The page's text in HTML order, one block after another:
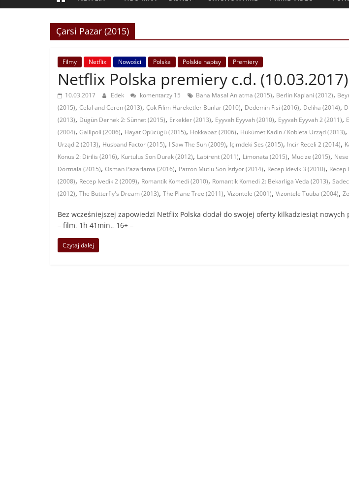
Çarsi Pazar (2015)
Filmy Netflix Nowości Polska Polskie napisy Premiery
Netflix Polska premiery c.d. (10.03.2017)
10.03.2017 Edek komentarzy 15 Bana Masal Anlatma (2015), Berlin Kaplani (2012),
(2015), Celal and Ceren (2013), Çok Filim Hareketler Bunlar (2010), Dedemin Fisi (2016), Deliha (2014),
(2013), Dügün Dernek 2: Sünnet (2015), Erkekler (2013), Eyyvah Eyyvah (2010), Eyyvah Eyyvah 2 (2011),
(2004), Gallipoli (2006), Hayat Öpücügü (2015), Hokkabaz (2006), Hükümet Kadin / Kobieta Urząd (2013),
Urząd 2 (2013), Husband Factor (2015), I Saw The Sun (2009), Içimdeki Ses (2015), Incir Receli 2 (2014),
Konus 2: Dirilis (2016), Kurtulus Son Durak (2012), Labirent (2011), Limonata (2015), Mucize (2015),
Dörtnala (2015), Osman Pazarlama (2016), Patron Mutlu Son İstiyor (2014), Recep Idevik 3 (2010), Recep
(2008), Recep Ivedik 2 (2009), Romantik Komedi (2010), Romantik Komedi 2: Bekarliga Veda (2013),
(2012), The Butterfly's Dream (2013), The Plane Tree (2011), Vizontele (2001), Vizontele Tuuba (2004),
Bez wcześniejszej zapowiedzi Netflix Polska dodał do swojej oferty kilkadziesiąt nowych
– film, 1h 41min., 16+ –
Czytaj dalej